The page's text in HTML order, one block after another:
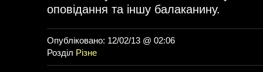
оповідання та іншу балаканину.
Опубліковано: 12/02/13 @ 02:06
Розділ Різне